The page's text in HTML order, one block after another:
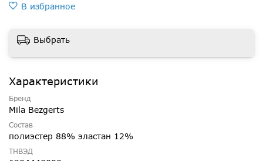
В избранное
Выбрать
Характеристики
Бренд
Mila Bezgerts
Состав
полиэстер 88% эластан 12%
ТНВЭД